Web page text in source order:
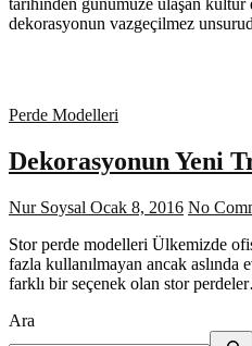
tarihinden günümüze ulaşan
dekorasyonun vazgeçilmez
Perde Modelleri
Dekorasyonun Yeni
Nur Soysal Ocak 8, 2016 No
Stor perde modelleri Ülkemizde
fazla kullanılmayan ancak aslında
farklı bir seçenek olan stor
Ara